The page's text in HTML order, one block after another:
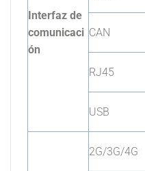
Interfaz de
comunicaci
ón
CAN
RJ45
USB
2G/3G/4G